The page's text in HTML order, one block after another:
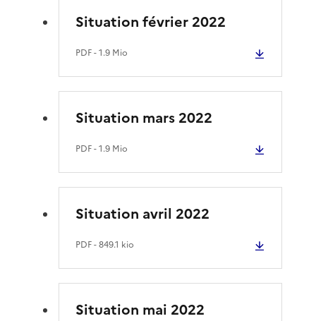
Situation février 2022
PDF- 1.9 Mio
Situation mars 2022
PDF- 1.9 Mio
Situation avril 2022
PDF- 849.1 kio
Situation mai 2022